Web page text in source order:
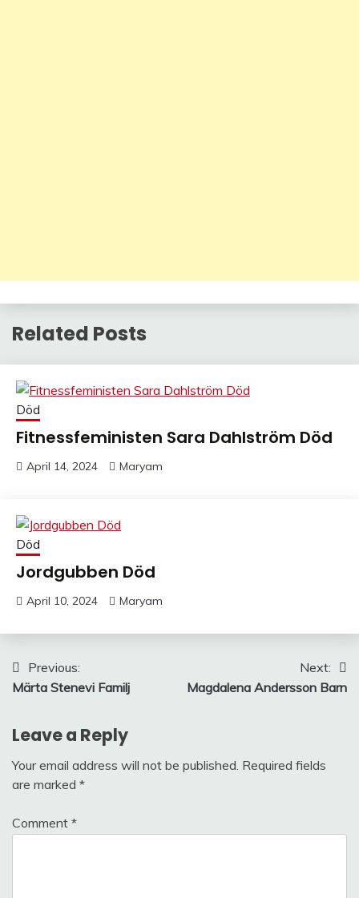
Related Posts
Död
Fitnessfeministen Sara Dahlström Död
April 14, 2024 Maryam
Död
Jordgubben Död
April 10, 2024 Maryam
Post
navigation
Previous:
Märta Stenevi Familj
Next:
Magdalena Andersson Barn
Leave a Reply
Your email address will not be published. Required fields
are marked *
Comment *